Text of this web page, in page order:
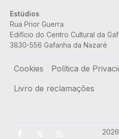
Estúdios
Rua Prior Guerra
Edifício do Centro Cultural da
3830-556 Gafanha da Nazaré
Rodapé
Cookies
Política de
Livro de reclamações